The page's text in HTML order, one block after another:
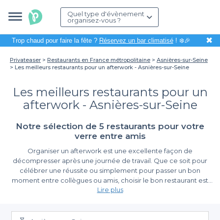
Quel type d'évènement
organisez-vous ?
Trop chaud pour faire la fête ? Réservez un bar climatisé! ❄️🎉 ✖
Privateaser Restaurants en France métropolitaine
Asnières-sur-Seine
Les meilleurs restaurants pour un afterwork - Asnières-sur-Seine
Les meilleurs restaurants pour un
afterwork - Asnières-sur-Seine
Notre sélection de 5 restaurants pour votre
verre entre amis
Organiser un afterwork est une excellente façon de
décompresser après une journée de travail. Que ce soit pour
célébrer une réussite ou simplement pour passer un bon
moment entre collègues ou amis, choisir le bon restaurant est
essentiel. À Asnières-sur-Seine, nous avons une multitude
La simplicité d'une réservation en ligne
Lire plus